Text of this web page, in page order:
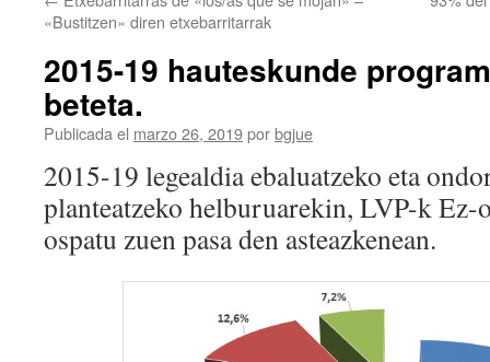
«Bustitzen» diren etxebarritarrak
2015-19 hauteskunde
beteta.
Publicada el marzo 26, 2019porbgjue
2015-19 legealdia ebaluatzeko eta
planteatzeko helburuarekin, LVP-k Ez-
ospatu zuen pasa den asteazkenean.